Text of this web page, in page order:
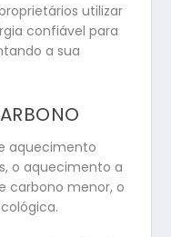
utilizar
confiável para
a sua
aquecimento
o aquecimento a
carbono menor, o